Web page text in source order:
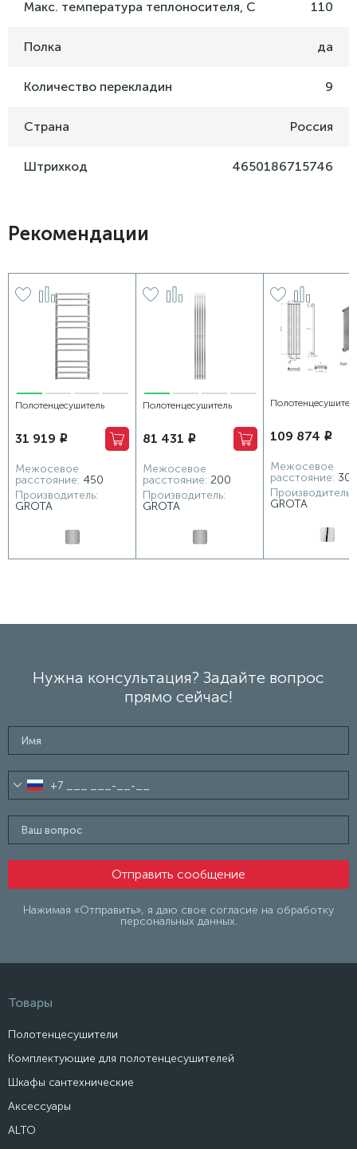
Макс. температура теплоносителя, C 110
Полка да
Количество перекладин 9
Страна Россия
Штрихкод 4650186715746
Рекомендации
Полотенцесушитель
480x1200 хром матовый
31 919 i
Межосевое
расстояние: 450
Производитель:
GROTA
Полотенцесушитель
230х1800 хром матовый
81 431 i
Межосевое
расстояние: 200
Производитель:
GROTA
350x1500 хром
109 874 i
Межосевое
расстояние:
Производитель:
GROTA
Нужна консультация? Задайте вопрос
прямо сейчас!
Нажимая «Отправить», я даю свое согласие на обработку
персональных данных.
Товары
Полотенцесушители
Комплектующие для полотенцесушителей
Шкафы сантехнические
Аксессуары
ALTO